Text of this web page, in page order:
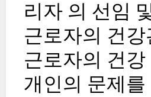
리자 의 선임
근로자의 건
근로자의 건
개인의 문제